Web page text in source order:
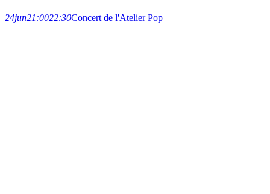
24jun21:0022:30Concert de l'Atelier Pop